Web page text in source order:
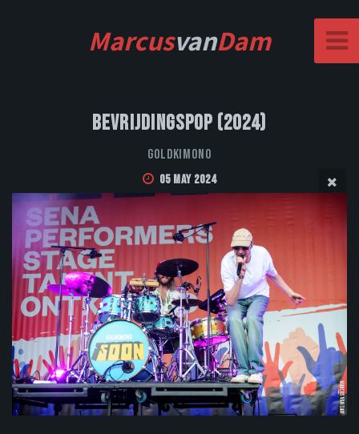
MarcusvanDam
Bevrijdingspop (2024)
Goldkimono
05 May 2024